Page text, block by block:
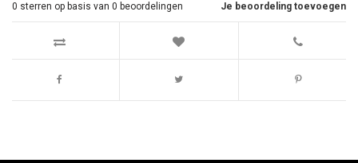
Je beoordeling toevoegen
0 sterren op basis van 0 beoordelingen